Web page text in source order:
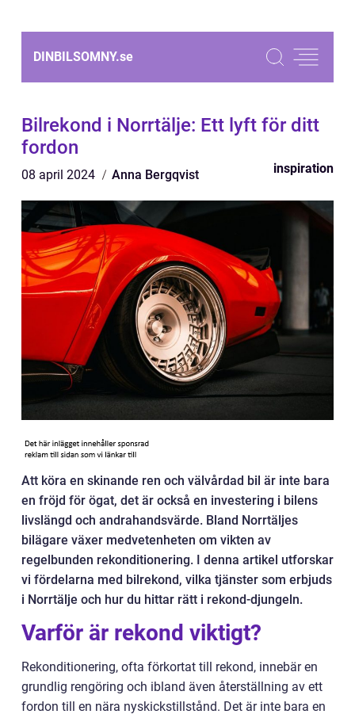
DINBILSOMNY.se
Bilrekond i Norrtälje: Ett lyft för ditt
fordon
08 april 2024 Anna Bergqvist inspiration
Att köra en skinande ren och välvårdad bil är inte bara
en fröjd för ögat, det är också en investering i bilens
livslängd och andrahandsvärde. Bland Norrtäljes
bilägare växer medvetenheten om vikten av
regelbunden rekonditionering. I denna artikel utforskar
vi fördelarna med bilrekond, vilka tjänster som erbjuds
i Norrtälje och hur du hittar rätt i rekond-djungeln.
Varför är rekond viktigt?
Rekonditionering, ofta förkortat till rekond, innebär en
grundlig rengöring och ibland även återställning av ett
fordon till en nära nyskickstillstånd. Det är inte bara en